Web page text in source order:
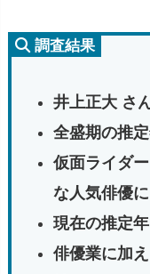
調査結果
井上正大 さ
全盛期の推
仮面ライダ
な人気俳優に
現在の推定
俳優業に加